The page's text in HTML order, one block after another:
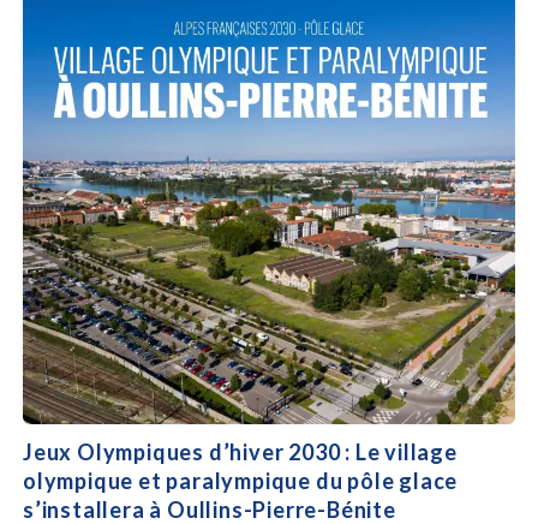
Jeux Olympiques d’hiver 2030 : Le village
olympique et paralympique du pôle glace
s’installera à Oullins-Pierre-Bénite